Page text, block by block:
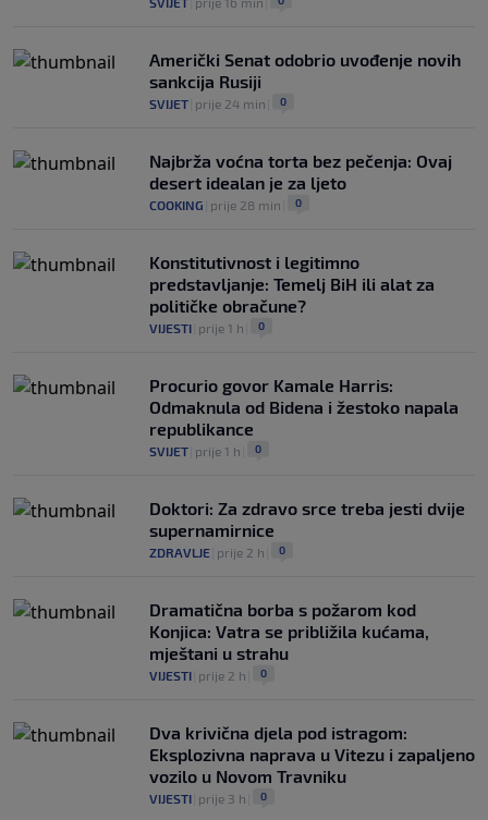
Američki Senat odobrio uvođenje novih
sankcija Rusiji
SVIJET prije 24 min 0
Najbrža voćna torta bez pečenja: Ovaj
desert idealan je za ljeto
COOKING prije 28 min 0
Konstitutivnost i legitimno
predstavljanje: Temelj BiH ili alat za
političke obračune?
VIJESTI prije 1 h 0
Procurio govor Kamale Harris:
Odmaknula od Bidena i žestoko napala
republikance
SVIJET prije 1 h 0
Doktori: Za zdravo srce treba jesti dvije
supernamirnice
ZDRAVLJE prije 2 h 0
Dramatična borba s požarom kod
Konjica: Vatra se približila kućama,
mještani u strahu
VIJESTI prije 2 h 0
Dva krivična djela pod istragom:
Eksplozivna naprava u Vitezu i zapaljeno
vozilo u Novom Travniku
VIJESTI prije 3 h 0